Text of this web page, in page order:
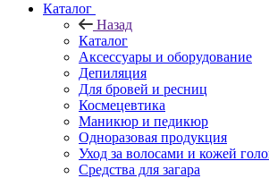
Каталог
Назад
Каталог
Аксессуары и оборудование
Депиляция
Для бровей и ресниц
Космецевтика
Маникюр и педикюр
Одноразовая продукция
Уход за волосами и кожей
Средства для загара